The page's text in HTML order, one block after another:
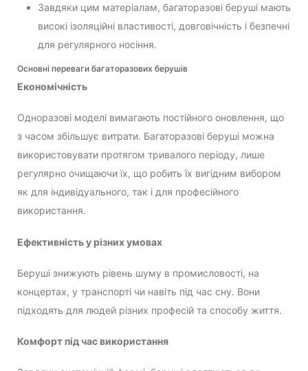
Завдяки цим матеріалам, багаторазові беруші мають
високі ізоляційні властивості, довговічність і безпечні
для регулярного носіння.
Основні переваги багаторазових берушів
Економічність
Одноразові моделі вимагають постійного оновлення, що
з часом збільшує витрати. Багаторазові беруші можна
використовувати протягом тривалого періоду, лише
регулярно очищаючи їх, що робить їх вигідним вибором
як для індивідуального, так і для професійного
використання.
Ефективність у різних умовах
Беруші знижують рівень шуму в промисловості, на
концертах, у транспорті чи навіть під час сну. Вони
підходять для людей різних професій та способу життя.
Комфорт під час використання